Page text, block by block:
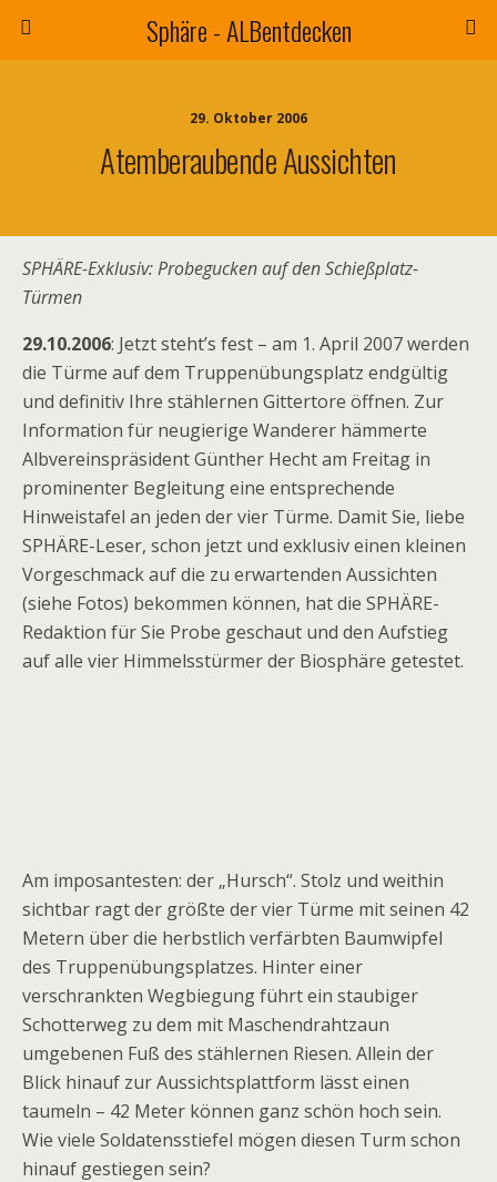
Sphäre - ALBentdecken
29. Oktober 2006
Atemberaubende Aussichten
SPHÄRE-Exklusiv: Probegucken auf den Schießplatz-
Türmen
29.10.2006: Jetzt steht’s fest – am 1. April 2007 werden
die Türme auf dem Truppenübungsplatz endgültig
und definitiv Ihre stählernen Gittertore öffnen. Zur
Information für neugierige Wanderer hämmerte
Albvereinspräsident Günther Hecht am Freitag in
prominenter Begleitung eine entsprechende
Hinweistafel an jeden der vier Türme. Damit Sie, liebe
SPHÄRE-Leser, schon jetzt und exklusiv einen kleinen
Vorgeschmack auf die zu erwartenden Aussichten
(siehe Fotos) bekommen können, hat die SPHÄRE-
Redaktion für Sie Probe geschaut und den Aufstieg
auf alle vier Himmelsstürmer der Biosphäre getestet.
Am imposantesten: der „Hursch“. Stolz und weithin
sichtbar ragt der größte der vier Türme mit seinen 42
Metern über die herbstlich verfärbten Baumwipfel
des Truppenübungsplatzes. Hinter einer
verschrankten Wegbiegung führt ein staubiger
Schotterweg zu dem mit Maschendrahtzaun
umgebenen Fuß des stählernen Riesen. Allein der
Blick hinauf zur Aussichtsplattform lässt einen
taumeln – 42 Meter können ganz schön hoch sein.
Wie viele Soldatensstiefel mögen diesen Turm schon
hinauf gestiegen sein?